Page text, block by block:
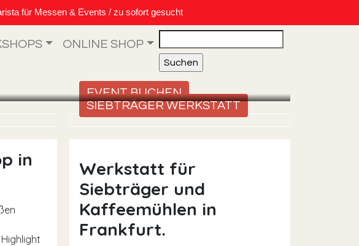
für Messen & Events / zu sofort gesucht
ONLINE SHOP
EVENT BUCHEN
SIEBTRÄGER WERKSTATT
in
Werkstatt für
Siebträger und
Kaffeemühlen in
Frankfurt.